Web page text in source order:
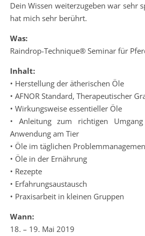
Dein Wissen weiterzugeben war sehr
hat mich sehr berührt.
Was:
Raindrop-Technique® Seminar für
Inhalt:
• Herstellung der ätherischen Öle
• AFNOR Standard, Therapeutischer
• Wirkungsweise essentieller Öle
• Anleitung zum richtigen
Anwendung am Tier
• Öle im täglichen
• Öle in der Ernährung
• Rezepte
• Erfahrungsaustausch
• Praxisarbeit in kleinen Gruppen
Wann:
18. – 19. Mai 2019